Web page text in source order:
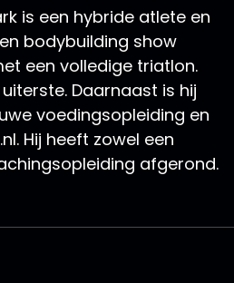
is een hybride atlete en
bodybuilding show
een volledige triatlon.
Daarnaast is hij
voedingsopleiding en
Hij heeft zowel een
afgerond.